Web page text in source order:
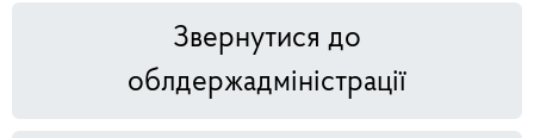
Звернутися до
облдержадміністрації